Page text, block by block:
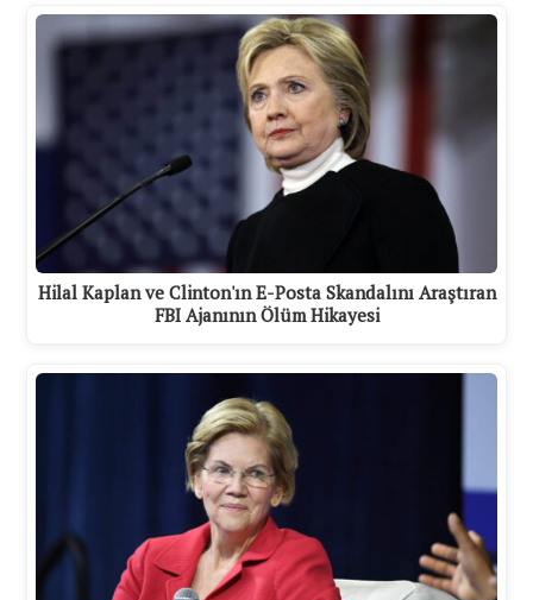
Hilal Kaplan ve Clinton'ın E-Posta Skandalını Araştıran
FBI Ajanının Ölüm Hikayesi